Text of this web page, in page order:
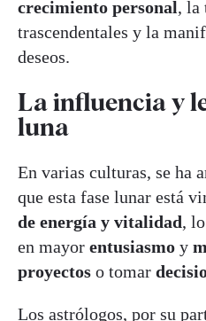
crecimiento personal, la
trascendentales y la
deseos.
La influencia y
luna
En varias culturas, se ha
que esta fase lunar está
de energía y vitalidad,
en mayor entusiasmo y
proyectos o tomar
Los astrólogos, por su